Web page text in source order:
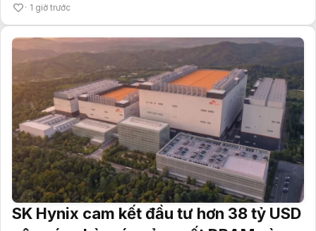
1 giờ trước
SK Hynix cam kết đầu tư hơn 38 tỷ USD